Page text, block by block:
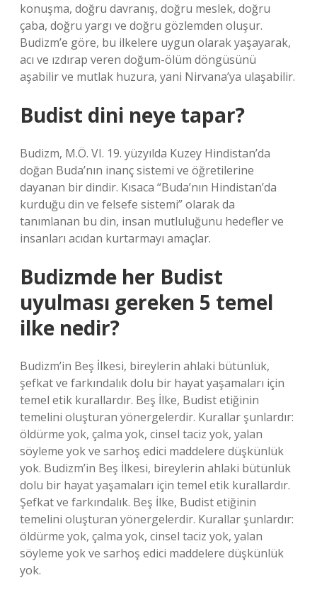
konuşma, doğru davranış, doğru meslek, doğru
çaba, doğru yargı ve doğru gözlemden oluşur.
Budizm’e göre, bu ilkelere uygun olarak yaşayarak,
acı ve ızdırap veren doğum-ölüm döngüsünü
aşabilir ve mutlak huzura, yani Nirvana’ya ulaşabilir.
Budist dini neye tapar?
Budizm, M.Ö. VI. 19. yüzyılda Kuzey Hindistan’da
doğan Buda’nın inanç sistemi ve öğretilerine
dayanan bir dindir. Kısaca “Buda’nın Hindistan’da
kurduğu din ve felsefe sistemi” olarak da
tanımlanan bu din, insan mutluluğunu hedefler ve
insanları acıdan kurtarmayı amaçlar.
Budizmde her Budist
uyulması gereken 5 temel
ilke nedir?
Budizm’in Beş İlkesi, bireylerin ahlaki bütünlük,
şefkat ve farkındalık dolu bir hayat yaşamaları için
temel etik kurallardır. Beş İlke, Budist etiğinin
temelini oluşturan yönergelerdir. Kurallar şunlardır:
öldürme yok, çalma yok, cinsel taciz yok, yalan
söyleme yok ve sarhoş edici maddelere düşkünlük
yok. Budizm’in Beş İlkesi, bireylerin ahlaki bütünlük
dolu bir hayat yaşamaları için temel etik kurallardır.
Şefkat ve farkındalık. Beş İlke, Budist etiğinin
temelini oluşturan yönergelerdir. Kurallar şunlardır:
öldürme yok, çalma yok, cinsel taciz yok, yalan
söyleme yok ve sarhoş edici maddelere düşkünlük
yok.